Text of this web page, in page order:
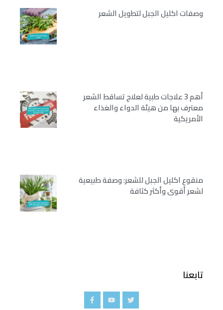
وصفات اكليل الجبل لتطويل الشعر
أهم 3 علاجات طبية لعلاج تساقط الشعر
معترف بها من هيئة الدواء والغذاء
الأمريكية
منقوع اكليل الجبل للشعر: وصفة طبيعية
لشعر أقوى وأكثر كثافة
تابعنا